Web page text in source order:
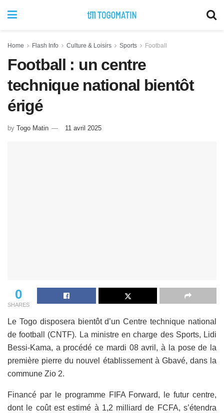
Home Flash Info Culture & Loisirs Sports Football
Football : un centre
technique national bientôt
érigé
by Togo Matin 11 avril 2025
0
SHARES
Le Togo disposera bientôt d’un Centre technique national
de football (CNTF). La ministre en charge des Sports, Lidi
Bessi-Kama, a procédé ce mardi 08 avril, à la pose de la
première pierre du nouvel établissement à Gbavé, dans la
commune Zio 2.
Financé par le programme FIFA Forward, le futur centre,
dont le coût est estimé à 1,2 milliard de FCFA, s’étendra